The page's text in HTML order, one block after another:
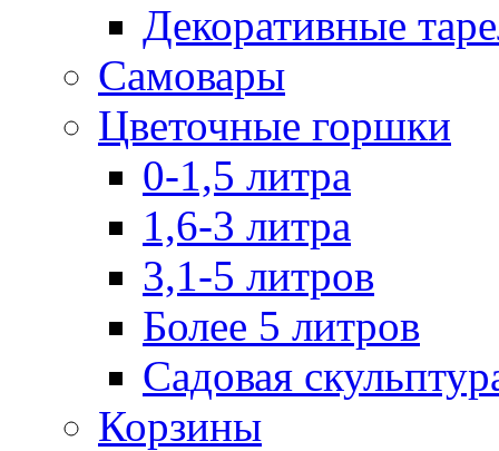
Декоративные
Самовары
Цветочные горшки
0-1,5 литра
1,6-3 литра
3,1-5 литров
Более 5 литров
Садовая
Корзины